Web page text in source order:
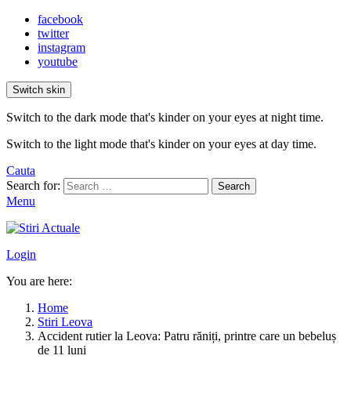
facebook
twitter
instagram
youtube
Switch skin
Switch to the dark mode that's kinder on your eyes at night time.
Switch to the light mode that's kinder on your eyes at day time.
Cauta
Search for:
Search
Menu
Login
You are here:
Home
Stiri Leova
Accident rutier la Leova: Patru răniți, printre care un bebeluș
de 11 luni